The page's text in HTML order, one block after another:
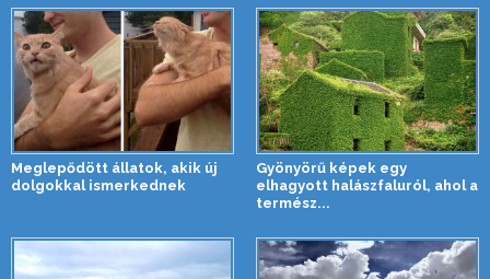
Meglepődött állatok, akik új
dolgokkal ismerkednek
Gyönyörű képek egy
elhagyott halászfaluról, ahol a
termész...